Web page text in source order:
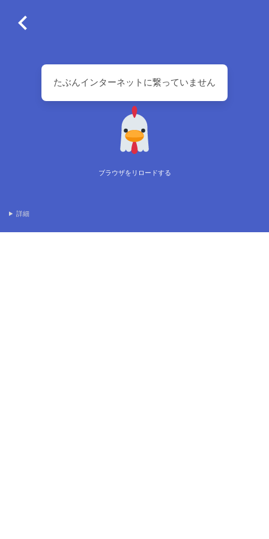
たぶんインターネットに繋っていません
ブラウザをリロードする
詳細